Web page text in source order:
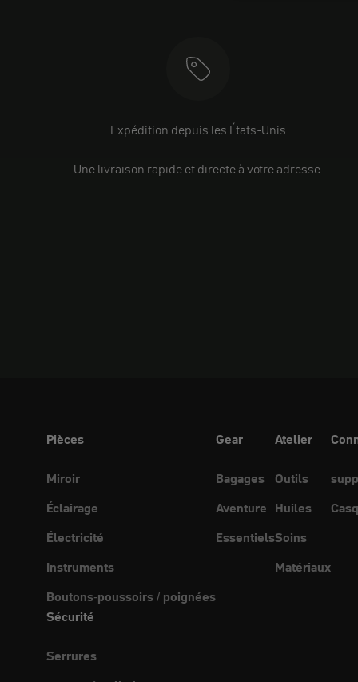
Expédition depuis les États-Unis
Une livraison rapide et directe à votre adresse.
Pièces
Miroir
Éclairage
Électricité
Instruments
Boutons-poussoirs / poignées
Gear
Bagages
Aventure
Essentiels
Atelier
Outils
Huiles
Soins
Matériaux
Sécurité
Serrures